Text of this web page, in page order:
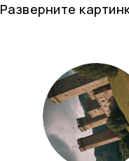
Разверните